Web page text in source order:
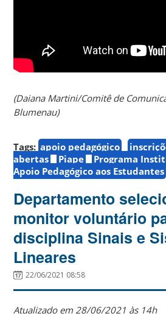
(Daiana Martini/Comitê de
Blumenau)
Tags: apoio pedagógico
abertas
Piape
Programa
Apoio Pedagógico aos Estudantes
Departamento
monitor voluntário
disciplina Sinais e
Lineares
22/06/2021 08:58
Atualizado em 28/06/2021 às 14h